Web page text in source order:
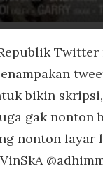
bikin
gak nonton
nonton layar